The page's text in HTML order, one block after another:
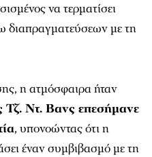
να τερματίσει
διαπραγματεύσεων με τη
η ατμόσφαιρα ήταν
Τζ. Ντ. Βανς επεσήμανε
, υπονοώντας ότι η
έναν συμβιβασμό με τη